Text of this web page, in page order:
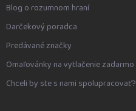
Blog o rozumnom hraní
Darčekový poradca
Predávané značky
Omaľovánky na vytlačenie zadarmo
Chceli by ste s nami spolupracovať?